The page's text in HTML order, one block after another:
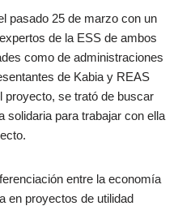
pasado 25 de marzo con un
de la ESS de ambos
como de administraciones
de Kabia y REAS
proyecto, se trató de buscar
solidaria para trabajar con ella
entre la economía
en proyectos de utilidad